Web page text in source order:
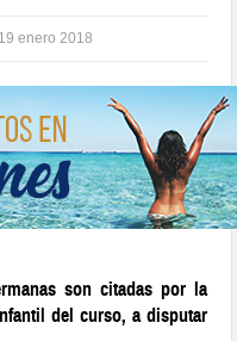
19 enero 2018
son citadas por la
del curso, a disputar